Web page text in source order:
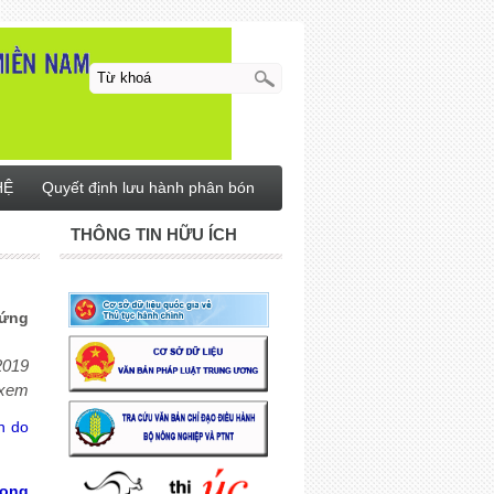
do
THÔNG TIN HỮU ÍCH
Quyết định lưu hành phân bón